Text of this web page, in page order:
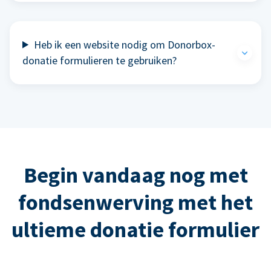
Heb ik een website nodig om Donorbox-
donatie formulieren te gebruiken?
Begin vandaag nog met
fondsenwerving met het
ultieme donatie formulier